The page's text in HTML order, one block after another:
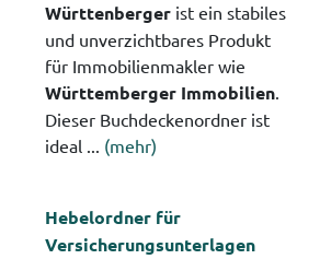
Württenberger ist ein stabiles
und unverzichtbares Produkt
für Immobilienmakler wie
Württemberger Immobilien.
Dieser Buchdeckenordner ist
ideal ... (mehr)
Hebelordner für
Versicherungsunterlagen